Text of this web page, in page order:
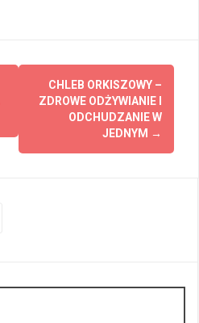
CHLEB ORKISZOWY –
ZDROWE ODŻYWIANIE I
ODCHUDZANIE W
JEDNYM →